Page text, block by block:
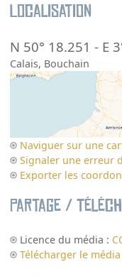
Localisation
N 50° 18.251 - E
Calais, Bouchain
Naviguer sur une
Signaler une erreur
Exporter les
Partage /
Licence du média :
Télécharger le média